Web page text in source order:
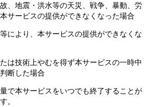
、地震・洪水等の天災、戦争、暴動、労
サービスの提供ができなくなった場合
により、本サービスの提供ができなくな
は技術上やむを得ず本サービスの一時中
断した場合
で本サービスをいつでも終了することが
。